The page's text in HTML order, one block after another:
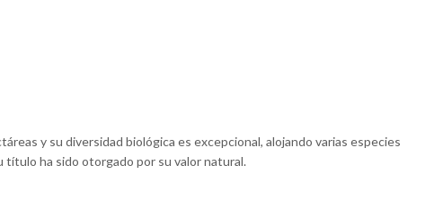
y su diversidad biológica es excepcional, alojando varias especies
título ha sido otorgado por su valor natural.